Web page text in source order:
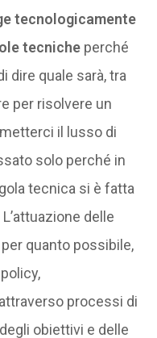
tecnologicamente
tecniche perché
dire quale sarà, tra
per risolvere un
il lusso di
solo perché in
tecnica si è fatta
delle
quanto possibile,
processi di
obiettivi e delle